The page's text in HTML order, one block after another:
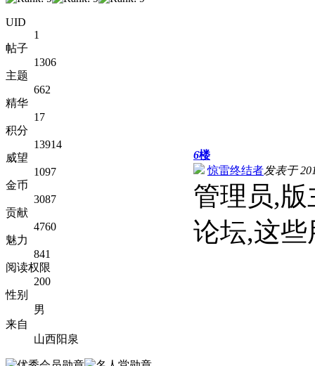
UID
1
帖子
1306
主题
662
精华
17
积分
13914
威望
1097
金币
3087
贡献
4760
魅力
841
阅读权限
200
性别
男
来自
山西阳泉
6楼
惊雷终结者发表于
管理员,
论坛,这